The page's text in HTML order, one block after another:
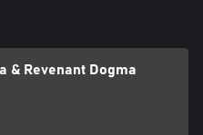
e crie seu caminho para
& Revenant Dogma